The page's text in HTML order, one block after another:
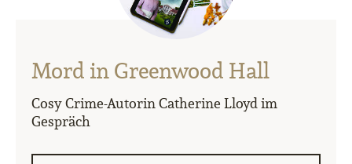
Mord in Greenwood Hall
Cosy Crime-Autorin Catherine Lloyd im
Gespräch